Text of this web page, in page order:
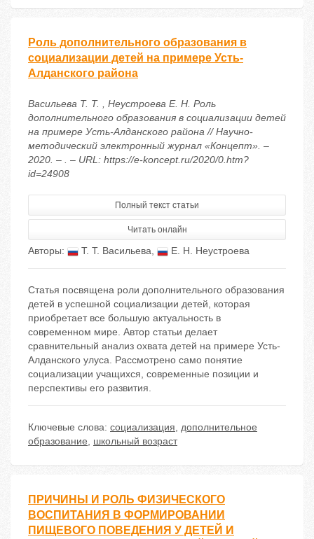
Роль дополнительного образования в
социализации детей на примере Усть-
Алданского района
Васильева Т. Т. , Неустроева Е. Н. Роль
дополнительного образования в социализации детей
на примере Усть-Алданского района // Научно-
методический электронный журнал «Концепт». –
2020. – . – URL: https://e-koncept.ru/2020/0.htm?
id=24908
Полный текст статьи
Читать онлайн
Авторы: Т. Т. Васильева, Е. Н. Неустроева
Статья посвящена роли дополнительного образования
детей в успешной социализации детей, которая
приобретает все большую актуальность в
современном мире. Автор статьи делает
сравнительный анализ охвата детей на примере Усть-
Алданского улуса. Рассмотрено само понятие
социализации учащихся, современные позиции и
перспективы его развития.
Ключевые слова: социализация, дополнительное
образование, школьный возраст
ПРИЧИНЫ И РОЛЬ ФИЗИЧЕСКОГО
ВОСПИТАНИЯ В ФОРМИРОВАНИИ
ПИЩЕВОГО ПОВЕДЕНИЯ У ДЕТЕЙ И